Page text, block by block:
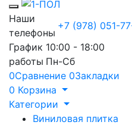
Toggle mobile menu
Наши
телефоны
+7 (978) 051-
График
работы
10:00 - 18:00
Пн-Сб
0Сравнение 0Закладки
0 Корзина
Категории
Виниловая плитка